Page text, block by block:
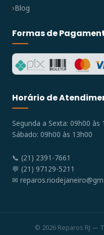
Blog
Formas de
Horário de
Segunda a Sexta: 09h00 às
Sábado: 09h00 às 13h00
📞 (21) 2391-7661
💬 (21) 97129-5211
✉
© 2026 Reparos RJ —